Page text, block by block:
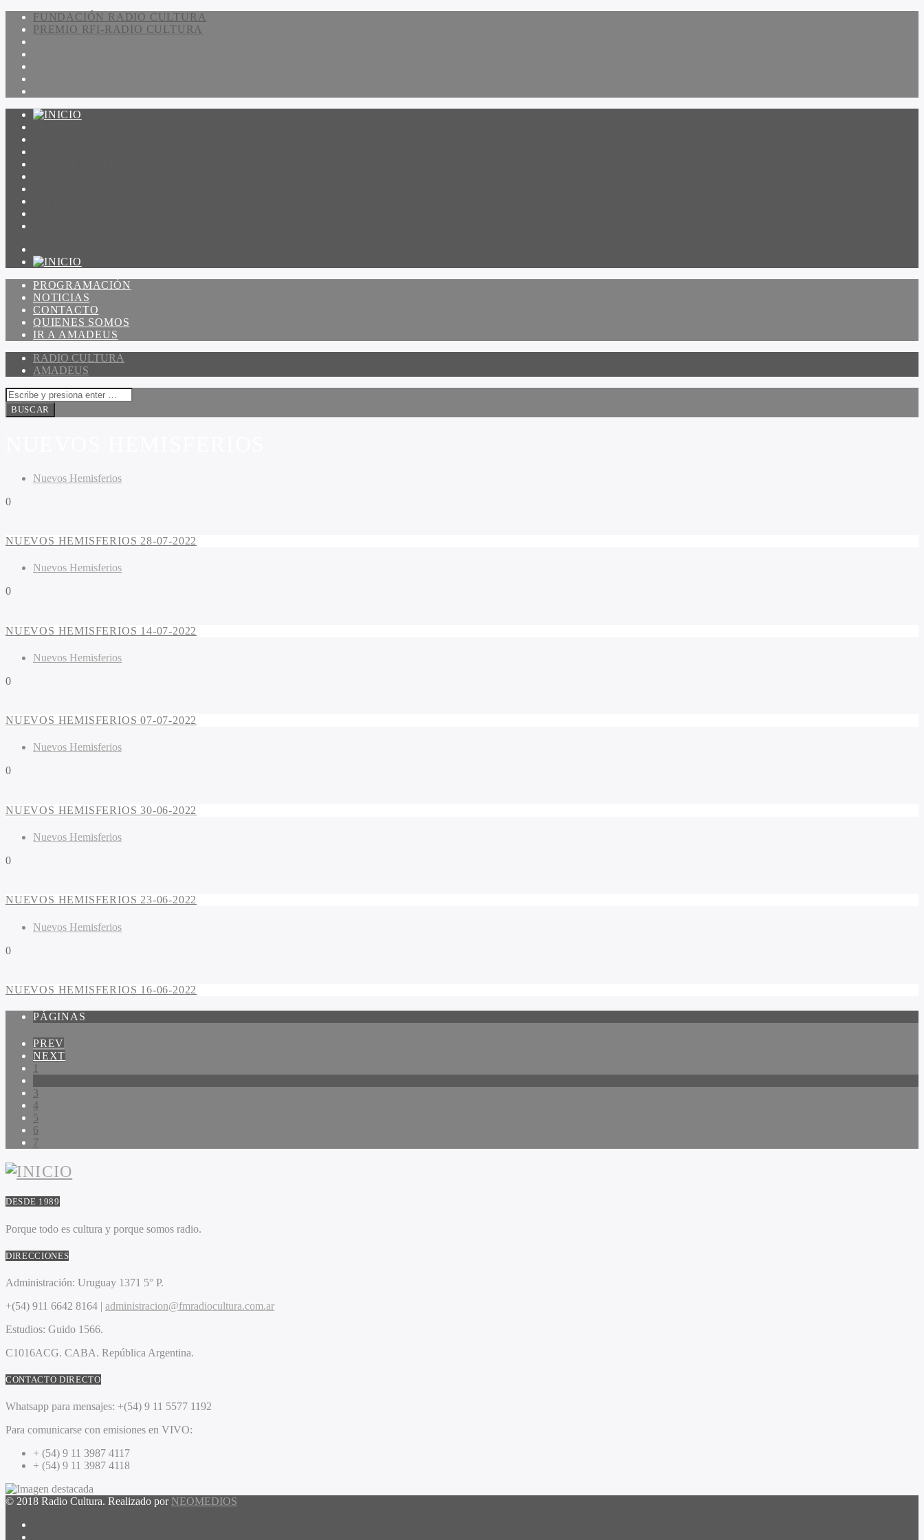
FUNDACIÓN RADIO CULTURA
PREMIO RFI-RADIO CULTURA
PROGRAMACIÓN
NOTICIAS
CONTACTO
QUIENES SOMOS
IR A AMADEUS
RADIO CULTURA
AMADEUS
Nuevos Hemisferios
0
NUEVOS HEMISFERIOS 28-07-2022
Nuevos Hemisferios
0
NUEVOS HEMISFERIOS 14-07-2022
Nuevos Hemisferios
0
NUEVOS HEMISFERIOS 07-07-2022
Nuevos Hemisferios
0
NUEVOS HEMISFERIOS 30-06-2022
Nuevos Hemisferios
0
NUEVOS HEMISFERIOS 23-06-2022
Nuevos Hemisferios
0
NUEVOS HEMISFERIOS 16-06-2022
PÁGINAS
PREV
NEXT
1
3
4
5
6
7
DESDE 1989
Porque todo es cultura y porque somos radio.
DIRECCIONES
Administración: Uruguay 1371 5° P.
+(54) 911 6642 8164 | administracion@fmradiocultura.com.ar
Estudios: Guido 1566.
C1016ACG. CABA. República Argentina.
CONTACTO DIRECTO
Whatsapp para mensajes: +(54) 9 11 5577 1192
Para comunicarse con emisiones en VIVO:
+ (54) 9 11 3987 4117
+ (54) 9 11 3987 4118
© 2018 Radio Cultura. Realizado por NEOMEDIOS